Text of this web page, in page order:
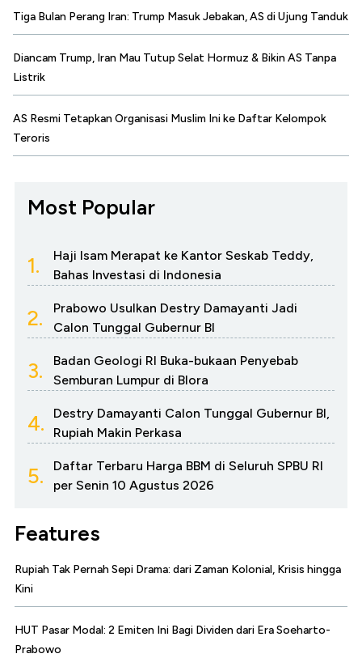
Tiga Bulan Perang Iran: Trump Masuk Jebakan, AS di Ujung Tanduk
Diancam Trump, Iran Mau Tutup Selat Hormuz & Bikin AS Tanpa
Listrik
AS Resmi Tetapkan Organisasi Muslim Ini ke Daftar Kelompok
Teroris
Most Popular
1.
Haji Isam Merapat ke Kantor Seskab Teddy,
Bahas Investasi di Indonesia
2.
Prabowo Usulkan Destry Damayanti Jadi
Calon Tunggal Gubernur BI
3.
Badan Geologi RI Buka-bukaan Penyebab
Semburan Lumpur di Blora
4.
Destry Damayanti Calon Tunggal Gubernur BI,
Rupiah Makin Perkasa
5.
Daftar Terbaru Harga BBM di Seluruh SPBU RI
per Senin 10 Agustus 2026
Features
Rupiah Tak Pernah Sepi Drama: dari Zaman Kolonial, Krisis hingga
Kini
HUT Pasar Modal: 2 Emiten Ini Bagi Dividen dari Era Soeharto-
Prabowo